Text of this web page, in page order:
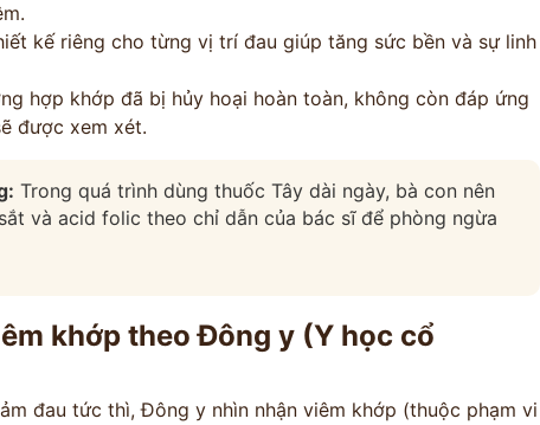
kế riêng cho từng vị trí đau giúp tăng sức bền và sự linh
hợp khớp đã bị hủy hoại hoàn toàn, không còn đáp ứng
được xem xét.
Trong quá trình dùng thuốc Tây dài ngày, bà con nên
và acid folic theo chỉ dẫn của bác sĩ để phòng ngừa
khớp theo Đông y (Y học cổ
đau tức thì, Đông y nhìn nhận viêm khớp (thuộc phạm vi